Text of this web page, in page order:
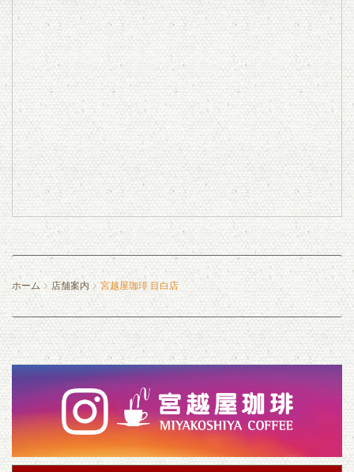
ホーム 店舗案内 宮越屋珈琲 目白店